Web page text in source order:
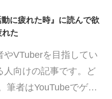
に疲れた時』に読んで欲
た
やVTuberを目指してい
人向けの記事です。ど
筆者はYouTubeでゲ…